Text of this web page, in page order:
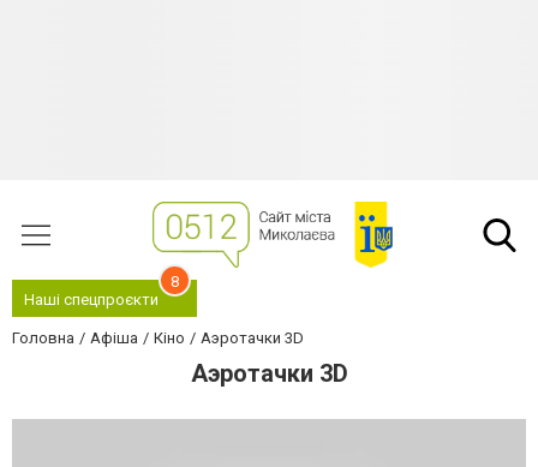
Наші спецпроєкти
8
Головна Афіша Кіно Аэротачки 3D
Аэротачки 3D